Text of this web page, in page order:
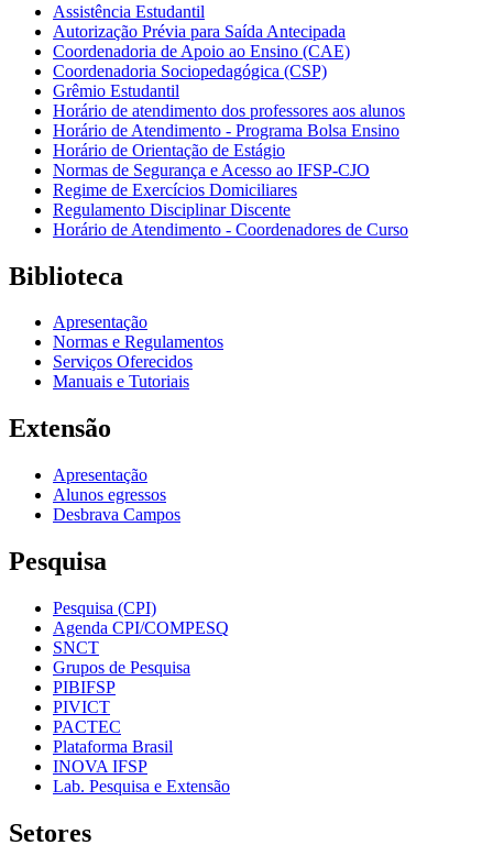
Assistência Estudantil
Autorização Prévia para Saída Antecipada
Coordenadoria de Apoio ao Ensino (CAE)
Coordenadoria Sociopedagógica (CSP)
Grêmio Estudantil
Horário de atendimento dos professores aos alunos
Horário de Atendimento - Programa Bolsa Ensino
Horário de Orientação de Estágio
Normas de Segurança e Acesso ao IFSP-CJO
Regime de Exercícios Domiciliares
Regulamento Disciplinar Discente
Horário de Atendimento - Coordenadores de Curso
Biblioteca
Apresentação
Normas e Regulamentos
Serviços Oferecidos
Manuais e Tutoriais
Extensão
Apresentação
Alunos egressos
Desbrava Campos
Pesquisa
Pesquisa (CPI)
Agenda CPI/COMPESQ
SNCT
Grupos de Pesquisa
PIBIFSP
PIVICT
PACTEC
Plataforma Brasil
INOVA IFSP
Lab. Pesquisa e Extensão
Setores